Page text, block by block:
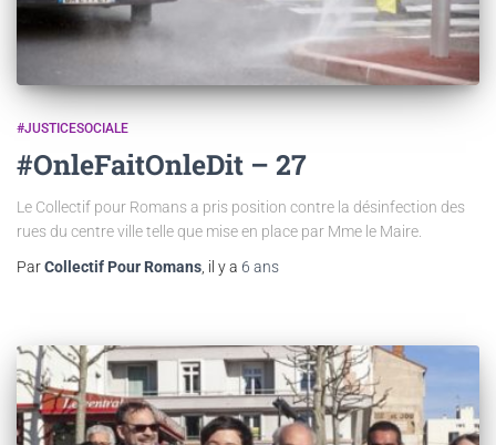
#JUSTICESOCIALE
#OnleFaitOnleDit – 27
Le Collectif pour Romans a pris position contre la désinfection des
rues du centre ville telle que mise en place par Mme le Maire.
ParCollectif Pour Romans , il y a 6 ans